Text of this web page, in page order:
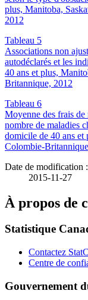
plus, Manitoba,
2012
Tableau 5
Associations non
autodéclarés et les
40 ans et plus,
Britannique, 2012
Tableau 6
Moyenne des frais de
nombre de maladies
domicile de 40 ans et
Colombie-
Date de modification :
2015-11-27
À propos de
Statistique
Contactez
Centre de
Gouvernement